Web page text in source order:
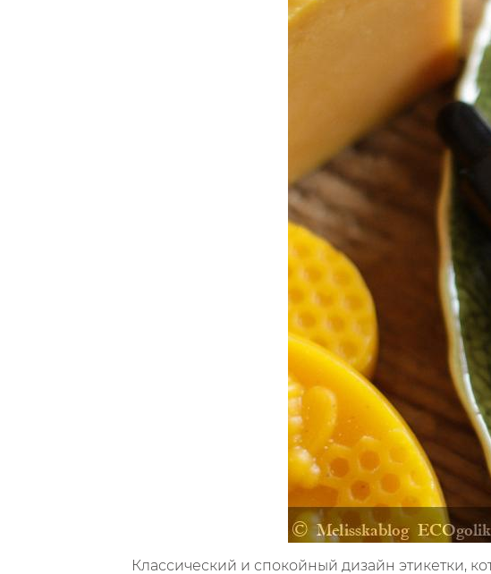
Классический и спокойный дизайн этикетки,